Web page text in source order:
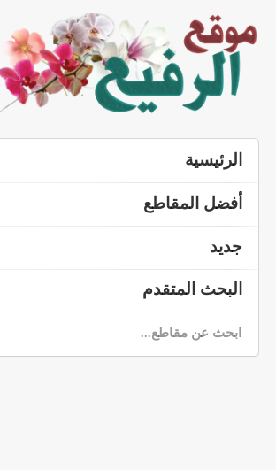
الرئيسية
أفضل المقاطع
جديد
البحث المتقدم